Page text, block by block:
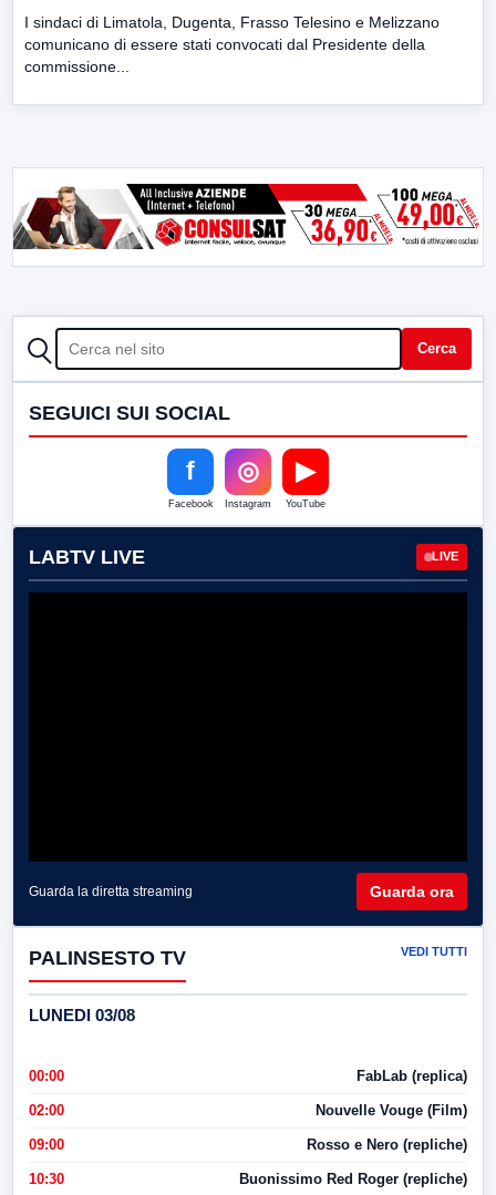
I sindaci di Limatola, Dugenta, Frasso Telesino e Melizzano
comunicano di essere stati convocati dal Presidente della
commissione...
CERCA Cerca
SEGUICI SUI SOCIAL
f
Facebook
◎
Instagram
▶
YouTube
LABTV LIVE LIVE
Guarda la diretta streaming Guarda ora
PALINSESTO TV VEDI TUTTI
LUNEDI 03/08
00:00 FabLab (replica)
02:00 Nouvelle Vouge (Film)
09:00 Rosso e Nero (repliche)
10:30 Buonissimo Red Roger (repliche)